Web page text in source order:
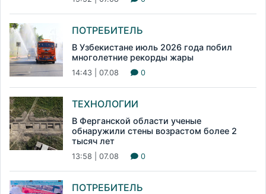
ПОТРЕБИТЕЛЬ
В Узбекистане июль 2026 года побил
многолетние рекорды жары
14:43 | 07.08 0
ТЕХНОЛОГИИ
В Ферганской области ученые
обнаружили стены возрастом более 2
тысяч лет
13:58 | 07.08 0
ПОТРЕБИТЕЛЬ